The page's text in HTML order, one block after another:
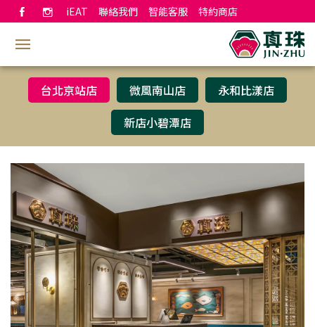
iEAT 聯絡我們 智能客服 特約商店
台北京站店 微風南山店
永和比漾店
新店小碧潭店